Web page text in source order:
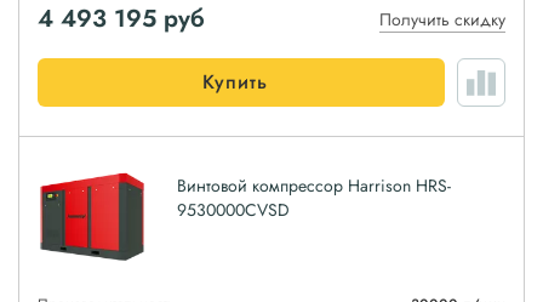
4 493 195 руб Получить скидку
Купить
Винтовой компрессор Harrison HRS-
9530000CVSD